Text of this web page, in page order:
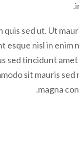
sed ut. Ut
nisl in
sed tincidunt
sit mauris
magna